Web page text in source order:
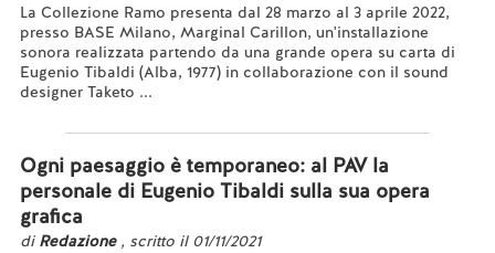
La Collezione Ramo presenta dal 28 marzo al 3 aprile 2022,
presso BASE Milano, Marginal Carillon, un'installazione
sonora realizzata partendo da una grande opera su carta di
Eugenio Tibaldi (Alba, 1977) in collaborazione con il sound
designer Taketo ...
Ogni paesaggio è temporaneo: al PAV la
personale di Eugenio Tibaldi sulla sua opera
grafica
di Redazione , scritto il 01/11/2021